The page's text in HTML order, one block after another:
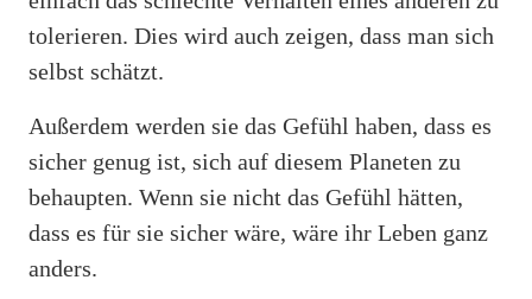
tolerieren. Dies wird auch zeigen, dass man sich
selbst schätzt.
Außerdem werden sie das Gefühl haben, dass es
sicher genug ist, sich auf diesem Planeten zu
behaupten. Wenn sie nicht das Gefühl hätten,
dass es für sie sicher wäre, wäre ihr Leben ganz
anders.